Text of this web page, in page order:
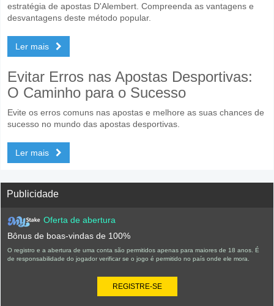
estratégia de apostas D'Alembert. Compreenda as vantagens e
desvantagens deste método popular.
Ler mais
Evitar Erros nas Apostas Desportivas:
O Caminho para o Sucesso
Evite os erros comuns nas apostas e melhore as suas chances de
sucesso no mundo das apostas desportivas.
Ler mais
Publicidade
Oferta de abertura
Bônus de boas-vindas de 100%
O registro e a abertura de uma conta são permitidos apenas para maiores de 18 anos. É
de responsabilidade do jogador verificar se o jogo é permitido no país onde ele mora.
REGISTRE-SE